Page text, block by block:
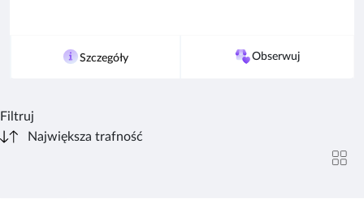
Szczegóły Obserwuj
Filtruj